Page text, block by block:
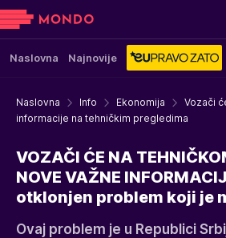
Naslovna Najnovije
Naslovna Info Ekonomija
Vozači
informacije na tehničkim pregledima
VOZAČI ĆE NA
NOVE VAŽNE
otklonjen problem koji je
Ovaj problem je u Republici